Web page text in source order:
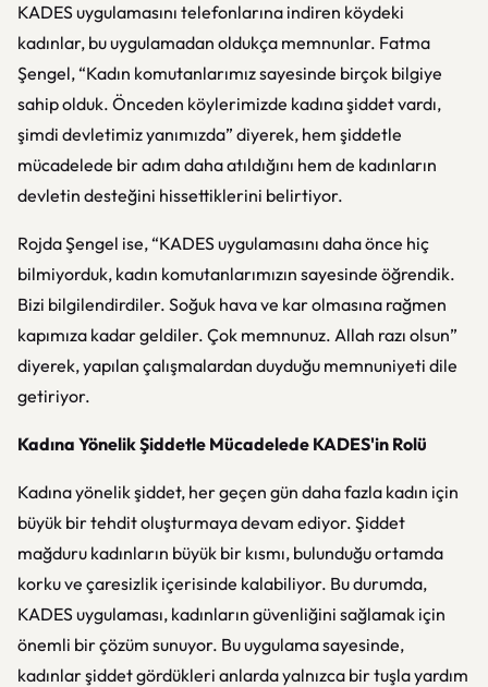
KADES uygulamasını telefonlarına indiren köydeki
kadınlar, bu uygulamadan oldukça memnunlar. Fatma
Şengel, “Kadın komutanlarımız sayesinde birçok bilgiye
sahip olduk. Önceden köylerimizde kadına şiddet vardı,
şimdi devletimiz yanımızda” diyerek, hem şiddetle
mücadelede bir adım daha atıldığını hem de kadınların
devletin desteğini hissettiklerini belirtiyor.
Rojda Şengel ise, “KADES uygulamasını daha önce hiç
bilmiyorduk, kadın komutanlarımızın sayesinde öğrendik.
Bizi bilgilendirdiler. Soğuk hava ve kar olmasına rağmen
kapımıza kadar geldiler. Çok memnunuz. Allah razı olsun”
diyerek, yapılan çalışmalardan duyduğu memnuniyeti dile
getiriyor.
Kadına Yönelik Şiddetle Mücadelede KADES'in Rolü
Kadına yönelik şiddet, her geçen gün daha fazla kadın için
büyük bir tehdit oluşturmaya devam ediyor. Şiddet
mağduru kadınların büyük bir kısmı, bulunduğu ortamda
korku ve çaresizlik içerisinde kalabiliyor. Bu durumda,
KADES uygulaması, kadınların güvenliğini sağlamak için
önemli bir çözüm sunuyor. Bu uygulama sayesinde,
kadınlar şiddet gördükleri anlarda yalnızca bir tuşla yardım